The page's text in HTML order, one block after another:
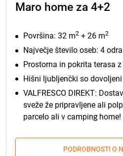
Maro home za 4+2
Površina: 32 m2 + 26 m2
Največje število oseb: 4
Prostorna in pokrita terasa
Hišni ljubljenčki so dovoljeni
VALFRESCO DIREKT:
sveže že pripravljene ali
parcelo ali v camping home!
PODROBNOSTI O